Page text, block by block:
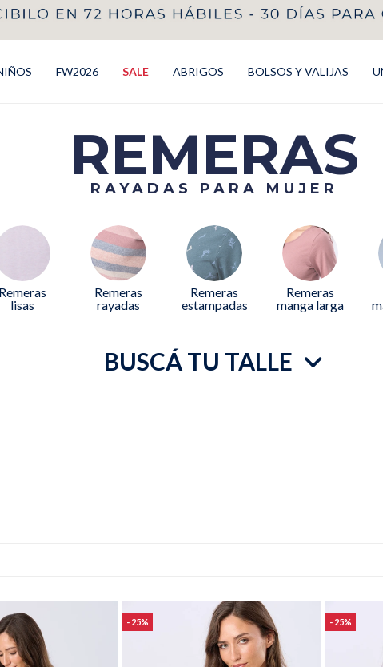
FW2026 SALE ABRIGOS BOLSOS Y VALIJAS
REMERAS
RAYADAS PARA MUJER
Remeras
lisas
Remeras
rayadas
Remeras
estampadas
Remeras
manga larga
BUSCÁ TU TALLE
25 25